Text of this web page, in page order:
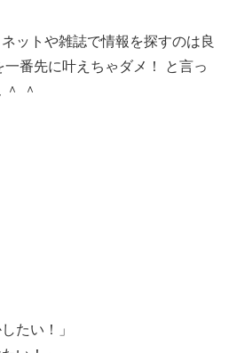
ットや雑誌で情報を探すのは良
一番先に叶えちゃダメ！ と言っ
＾
たい！」